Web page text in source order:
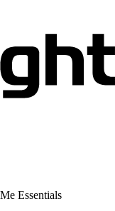
Essentials